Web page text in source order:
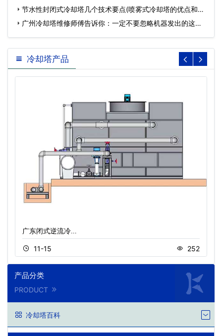
节水性封闭式冷却塔几个技术要点(喷雾式冷却塔的优点和缺
点…广州冷却塔维修师傅告诉你：一定不要忽略机器发出的这些
信号！(…
冷却塔产品
广东闭式逆流冷…
11-15 252
产品分类
PRODUCT
冷却塔百科